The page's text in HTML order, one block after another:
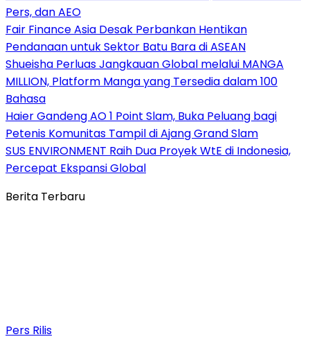
Pers, dan AEO
Fair Finance Asia Desak Perbankan Hentikan
Pendanaan untuk Sektor Batu Bara di ASEAN
Shueisha Perluas Jangkauan Global melalui MANGA
MILLION, Platform Manga yang Tersedia dalam 100
Bahasa
Haier Gandeng AO 1 Point Slam, Buka Peluang bagi
Petenis Komunitas Tampil di Ajang Grand Slam
SUS ENVIRONMENT Raih Dua Proyek WtE di Indonesia,
Percepat Ekspansi Global
Berita Terbaru
Pers Rilis